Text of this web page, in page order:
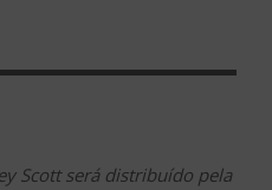
Scott será distribuído pela